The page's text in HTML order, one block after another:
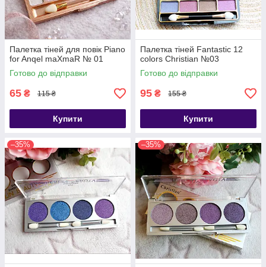
Палетка тіней для повік Piano
for Anqel maXmaR № 01
Готово до відправки
65 ₴ 115 ₴
Купити
Палетка тіней Fantastic 12
colors Christian №03
Готово до відправки
95 ₴ 155 ₴
Купити
–35% –35%